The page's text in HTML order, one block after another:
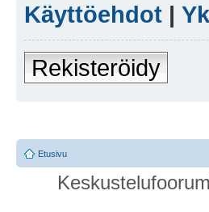
Käyttöehdot |
Rekisteröidy
Etusivu